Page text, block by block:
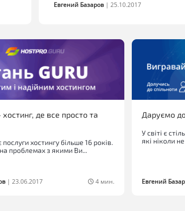
Евгений Базаров| 25.10.2017
де все просто та
хостингу більше 16 років.
проблемах з якими Ви...
| 23.06.2017 4 мин.
Даруємо
У світі є
які ніколи
Евгений